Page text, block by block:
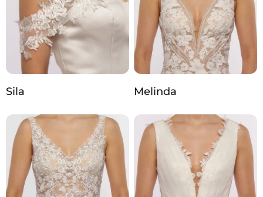
Sila Melinda